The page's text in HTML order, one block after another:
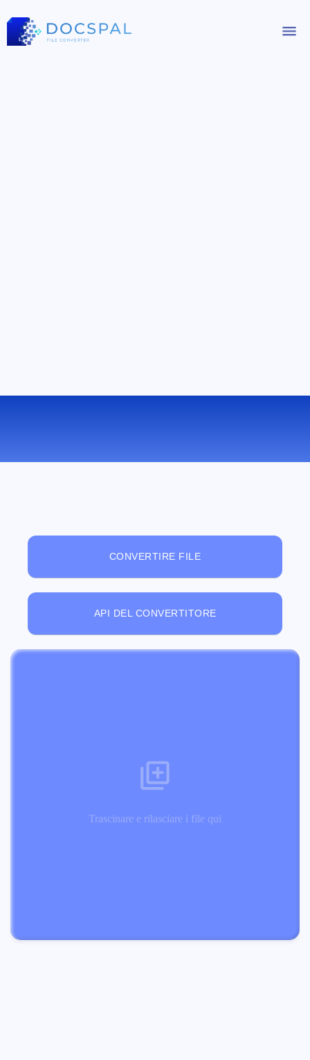
CONVERTIRE FILE
API DEL CONVERTITORE
Trascinare e rilasciare i file qui